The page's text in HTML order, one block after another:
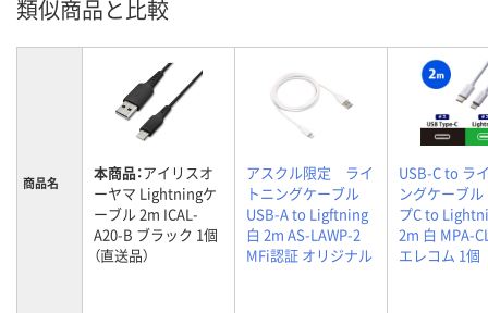
類似商品と比較
商品名 本商品：アイリスオ
ーヤマ Lightningケ
ーブル 2m ICAL-
A20-B ブラック 1個
（直送品）
アスクル限定 ライ
トニングケーブル
USB-A to Ligftning
白 2m AS-LAWP-2
MFi認証 オリジナル
USB-C to ラ
ングケーブル
プC to
2m 白 MPA-
エレコム 1個